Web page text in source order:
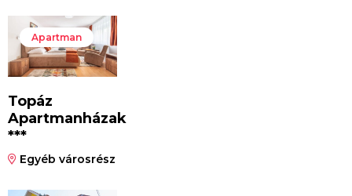
Apartman
Topáz
Apartmanházak
***
Egyéb városrész